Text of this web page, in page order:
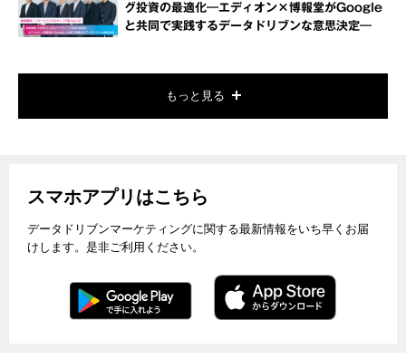
グ投資の最適化―エディオン×博報堂がGoogle
と共同で実践するデータドリブンな意思決定―
もっと見る
スマホアプリはこちら
データドリブンマーケティングに関する最新情報をいち早くお届
けします。是非ご利用ください。